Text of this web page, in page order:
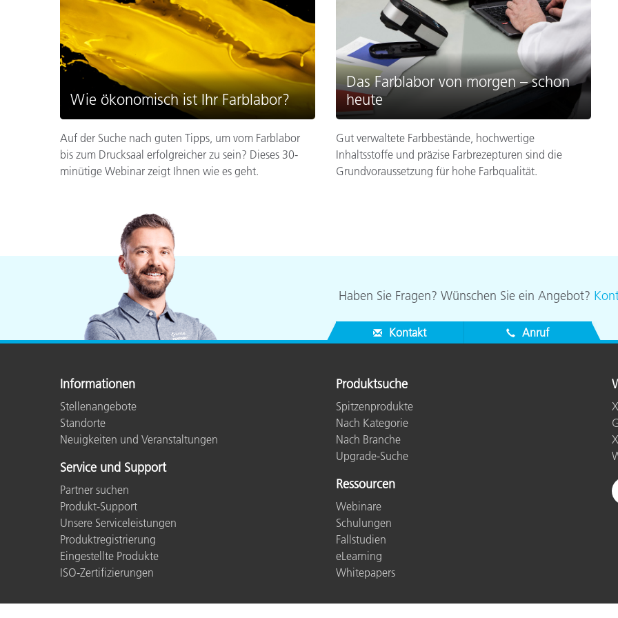
Wie ökonomisch ist Ihr Farblabor?
Auf der Suche nach guten Tipps, um vom Farblabor
bis zum Drucksaal erfolgreicher zu sein? Dieses 30-
minütige Webinar zeigt Ihnen wie es geht.
Das Farblabor von morgen – schon
heute
Gut verwaltete Farbbestände, hochwertige
Inhaltsstoffe und präzise Farbrezepturen sind die
Grundvoraussetzung für hohe Farbqualität.
Haben Sie Fragen? Wünschen Sie ein Angebot?
Kontakt Anruf
Informationen
Stellenangebote
Standorte
Neuigkeiten und Veranstaltungen
Service und Support
Partner suchen
Produkt-Support
Unsere Serviceleistungen
Produktregistrierung
Eingestellte Produkte
ISO-Zertifizierungen
Produktsuche
Spitzenprodukte
Nach Kategorie
Nach Branche
Upgrade-Suche
Ressourcen
Webinare
Schulungen
Fallstudien
eLearning
Whitepapers